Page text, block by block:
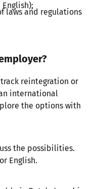
laws and regulations
reintegration or
international
the options with
the possibilities.
English.